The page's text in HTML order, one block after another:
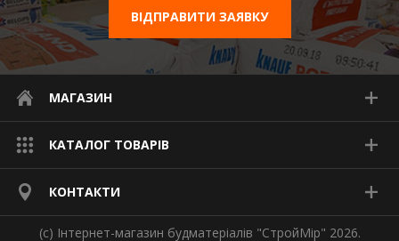
ВІДПРАВИТИ ЗАЯВКУ
МАГАЗИН
КАТАЛОГ ТОВАРІВ
КОНТАКТИ
(с) Інтернет-магазин будматеріалів "СтройМір" 2026.